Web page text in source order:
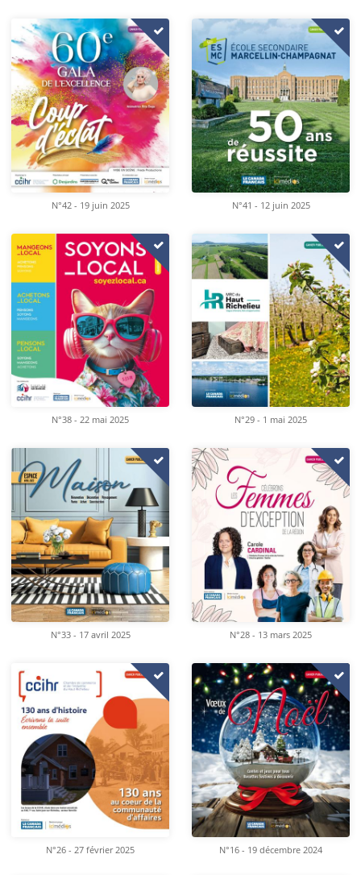
N°42 - 19 juin 2025 N°41 - 12 juin 2025
N°38 - 22 mai 2025 N°29 - 1 mai 2025
N°33 - 17 avril 2025 N°28 - 13 mars 2025
N°26 - 27 février 2025 N°16 - 19 décembre 2024